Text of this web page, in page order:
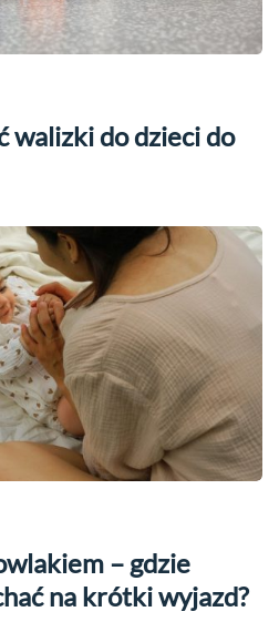
walizki do dzieci do
– gdzie
na krótki wyjazd?